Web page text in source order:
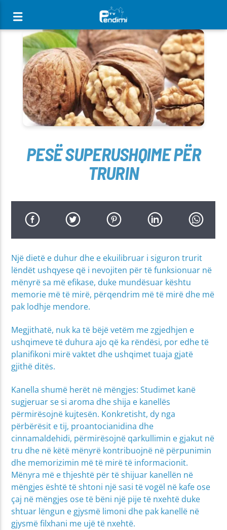
[There are no radio stations in the database]
PESË SUPERUSHQIME PËR
TRURIN
Një dietë e duhur dhe e ekuilibruar i siguron trurit
lëndët ushqyese që i nevojiten për të funksionuar në
mënyrë sa më efikase, duke mundësuar kështu
memorie më të mirë, përqendrim më të mirë dhe më
pak lodhje mendore.
Megjithatë, nuk ka të bëjë vetëm me zgjedhjen e
ushqimeve të duhura ajo që ka rëndësi, por edhe të
planifikoni mirë vaktet dhe ushqimet tuaja gjatë
gjithë ditës.
Kanella shumë herët në mëngjes: Studimet kanë
sugjeruar se si aroma dhe shija e kanellës
përmirësojnë kujtesën. Konkretisht, dy nga
përbërësit e tij, proantocianidina dhe
cinnamaldehidi, përmirësojnë qarkullimin e gjakut në
tru dhe në këtë mënyrë kontribuojnë në përpunimin
dhe memorizimin më të mirë të informacionit.
Mënyra më e thjeshtë për të shijuar kanellën në
mëngjes është të shtoni një sasi të vogël në kafe ose
çaj në mëngjes ose të bëni një pije të nxehtë duke
shtuar lëngun e gjysmë limoni dhe pak kanellë në
gjysmë filxhani me ujë të nxehtë.